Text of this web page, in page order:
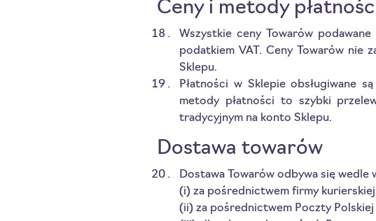
Ceny i metody
Wszystkie ceny Towarów
podatkiem VAT. Ceny Towarów nie
Sklepu.
Płatności w Sklepie obsługiwane
metody płatności to szybki
tradycyjnym na konto Sklepu.
Dostawa towarów
Dostawa Towarów odbywa się wedle
(i) za pośrednictwem firmy kurierskiej
(ii) za pośrednictwem Poczty Polskiej